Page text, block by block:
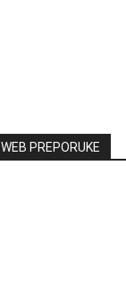
WEB PREPORUKE